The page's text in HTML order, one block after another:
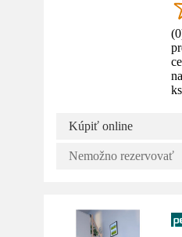
(0
ks
Kúpiť online
Nemožno rezervovať